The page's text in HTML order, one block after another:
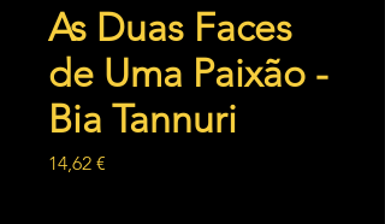
As Duas Faces
de Uma Paixão -
Bia Tannuri
14,62 €